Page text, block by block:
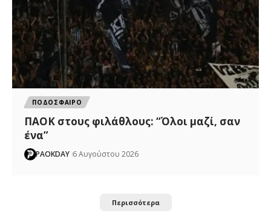
ΠΟΔΟΣΦΑΙΡΟ
ΠΑΟΚ στους φιλάθλους: “Όλοι μαζί, σαν
ένα”
PAOKDAY 6 Αυγούστου 2026
Περισσότερα